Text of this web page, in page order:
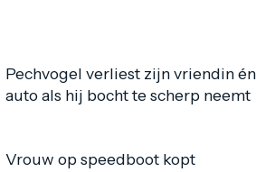
Pechvogel verliest zijn vriendin én
auto als hij bocht te scherp neemt
Vrouw op speedboot kopt